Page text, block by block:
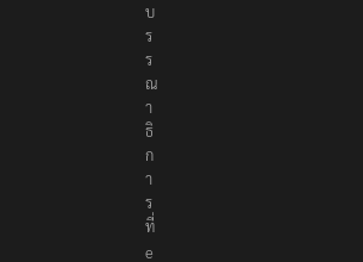
ง
บ
ร
ร
ณ
า
ธิ
ก
า
ร
ที่